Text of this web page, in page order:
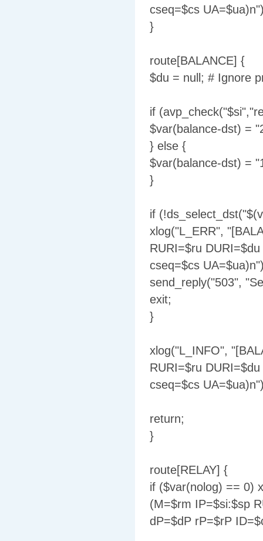
cseq=$cs
}
route[BALANCE] {
$du = null; # Ignore
if
$var(balance-dst) =
} else {
$var(balance-dst) =
}
if
xlog("L_ERR",
RURI=$ru
cseq=$cs
send_reply("503",
exit;
}
xlog("L_INFO",
RURI=$ru
cseq=$cs
return;
}
route[RELAY] {
if ($var(nolog) == 0)
(M=$rm IP=$si:$sp
dP=$dP rP=$rP